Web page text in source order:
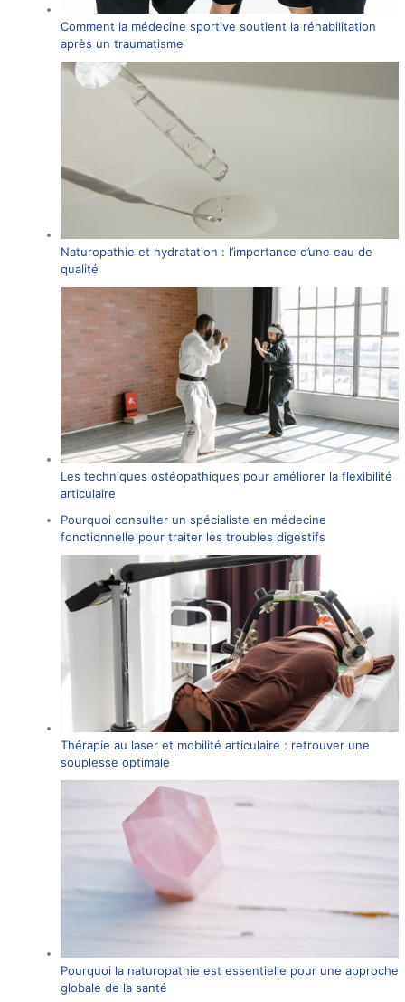
Comment la médecine sportive soutient la réhabilitation
après un traumatisme
Naturopathie et hydratation : l’importance d’une eau de
qualité
Les techniques ostéopathiques pour améliorer la flexibilité
articulaire
Pourquoi consulter un spécialiste en médecine
fonctionnelle pour traiter les troubles digestifs
Thérapie au laser et mobilité articulaire : retrouver une
souplesse optimale
Pourquoi la naturopathie est essentielle pour une approche
globale de la santé